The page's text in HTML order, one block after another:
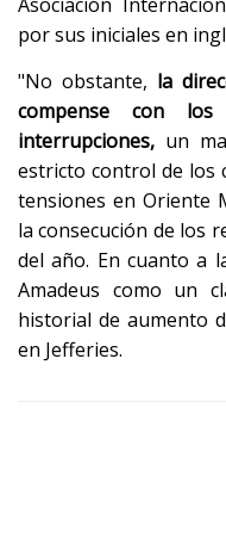
por sus iniciales en
"No obstante, la
compense con
interrupciones, un
estricto control de los
tensiones en Oriente
la consecución de los
del año. En cuanto a
Amadeus como un
historial de aumento
en Jefferies.